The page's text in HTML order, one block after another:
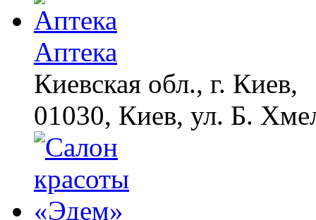
Аптека
Киевская обл., г. Киев,
01030, Киев, ул. Б.